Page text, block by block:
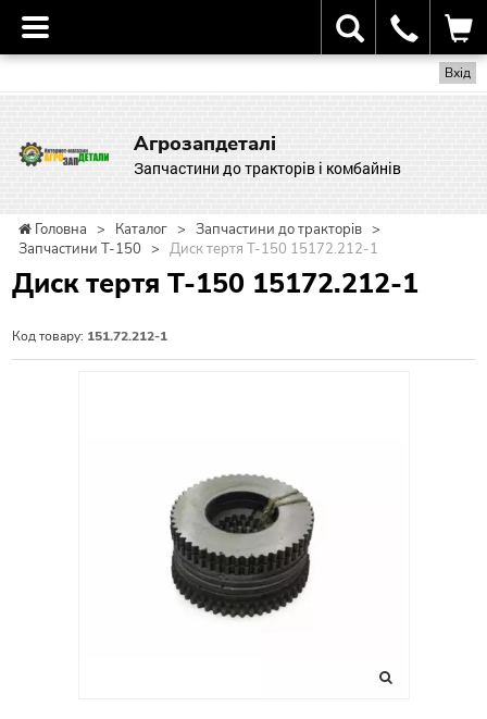
Вхід
Агрозапдеталі
Запчастини до тракторів і комбайнів
Головна > Каталог > Запчастини до тракторів >
Запчастини Т-150 > Диск тертя Т-150 15172.212-1
Диск тертя Т-150 15172.212-1
Код товару: 151.72.212-1